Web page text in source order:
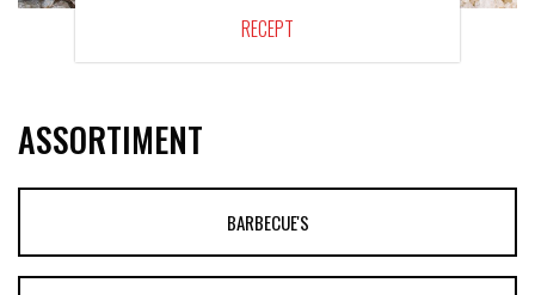
RECEPT
ASSORTIMENT
BARBECUE'S